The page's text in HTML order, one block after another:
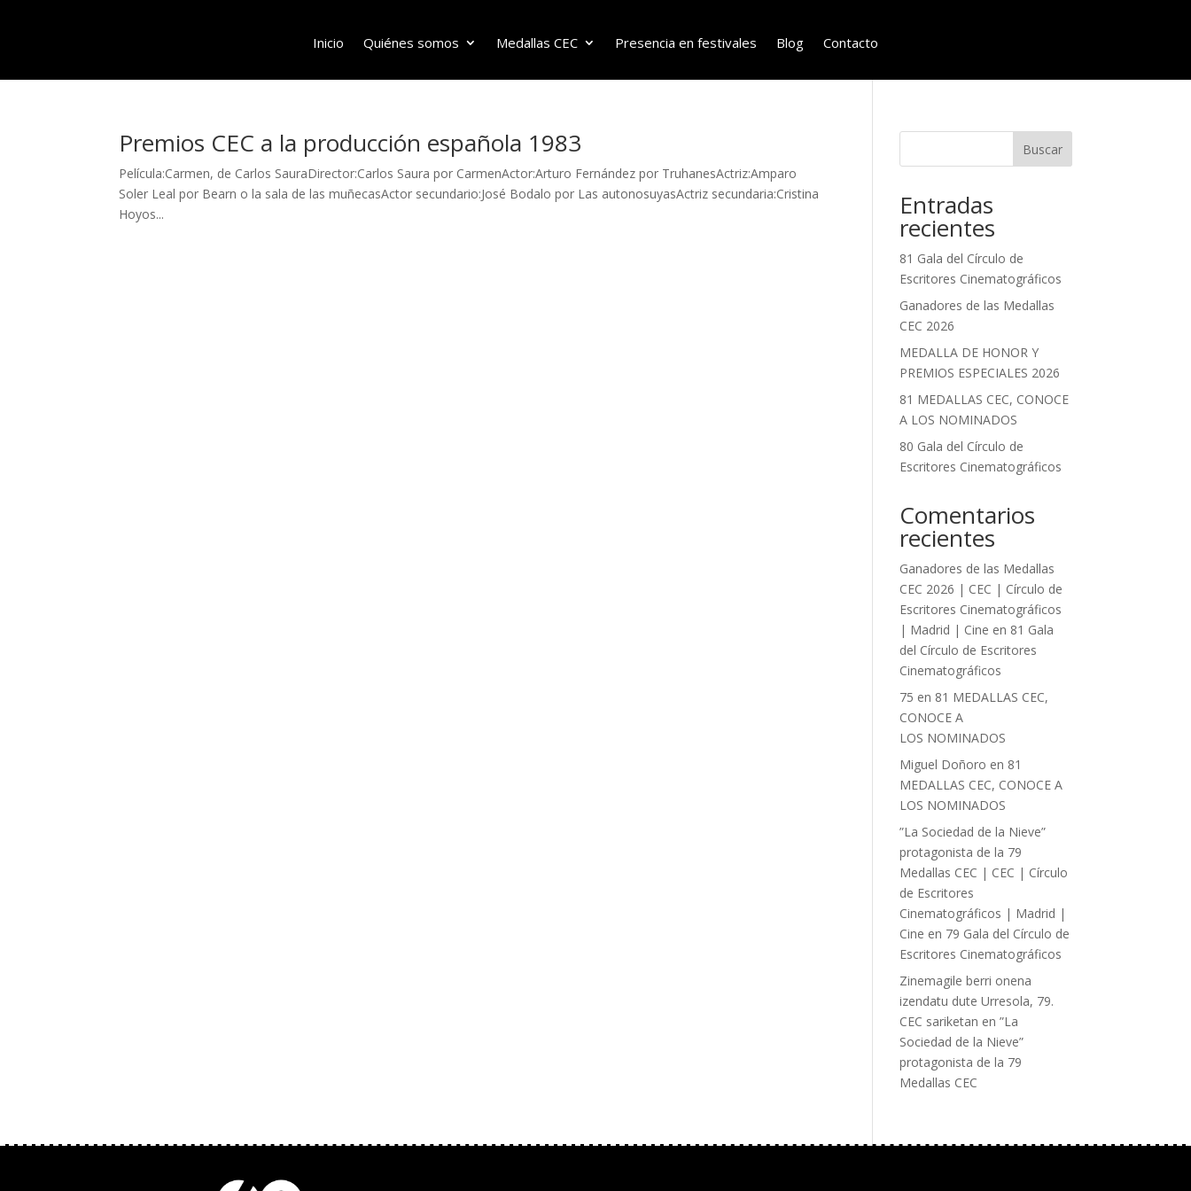
Inicio Quiénes somos Medallas CEC Presencia en festivales Blog Contacto
Premios CEC a la producción española 1983
Película:Carmen, de Carlos SauraDirector:Carlos Saura por CarmenActor:Arturo Fernández por TruhanesActriz:Amparo
Soler Leal por Bearn o la sala de las muñecasActor secundario:José Bodalo por Las autonosuyasActriz secundaria:Cristina
Hoyos...
Buscar
Entradas
recientes
81 Gala del Círculo de
Escritores Cinematográficos
Ganadores de las Medallas
CEC 2026
MEDALLA DE HONOR Y
PREMIOS ESPECIALES 2026
81 MEDALLAS CEC, CONOCE
A LOS NOMINADOS
80 Gala del Círculo de
Escritores Cinematográficos
Comentarios
recientes
Ganadores de las Medallas
CEC 2026 | CEC | Círculo de
Escritores Cinematográficos
| Madrid | Cine en 81 Gala
del Círculo de Escritores
Cinematográficos
75 en 81 MEDALLAS CEC,
CONOCE A
LOS NOMINADOS
Miguel Doñoro en 81
MEDALLAS CEC, CONOCE A
LOS NOMINADOS
”La Sociedad de la Nieve”
protagonista de la 79
Medallas CEC | CEC | Círculo
de Escritores
Cinematográficos | Madrid |
Cine en 79 Gala del Círculo de
Escritores Cinematográficos
Zinemagile berri onena
izendatu dute Urresola, 79.
CEC sariketan en”La
Sociedad de la Nieve”
protagonista de la 79
Medallas CEC